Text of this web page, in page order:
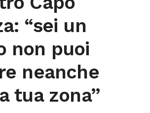
“sei un
non puoi
neanche
tua zona”